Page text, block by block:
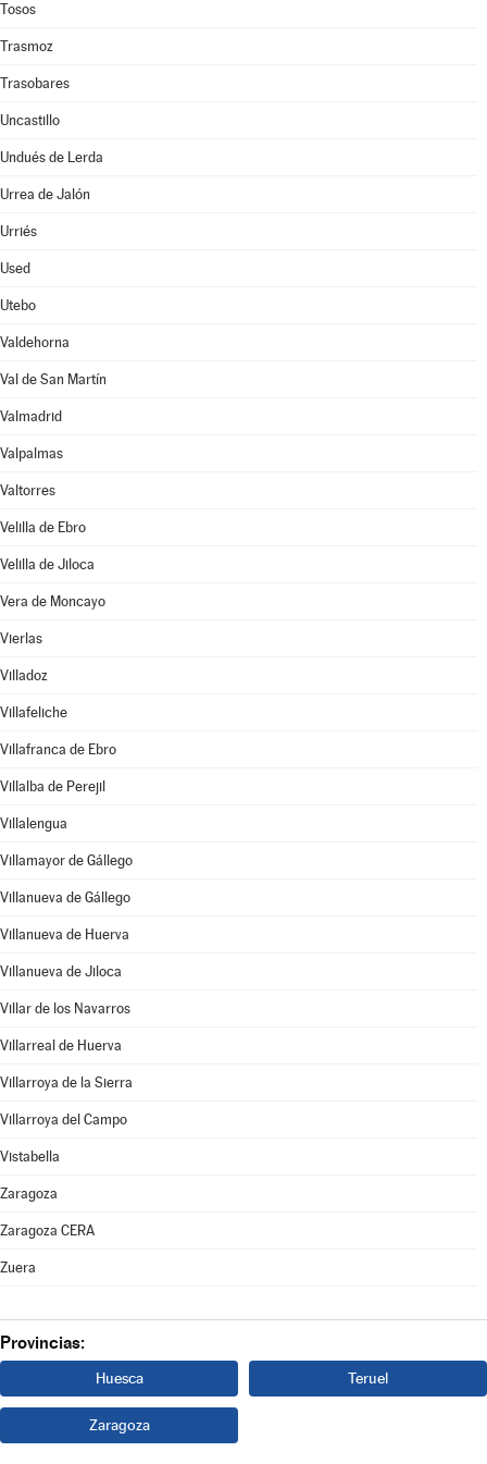
Tosos
Trasmoz
Trasobares
Uncastillo
Undués de Lerda
Urrea de Jalón
Urriés
Used
Utebo
Valdehorna
Val de San Martín
Valmadrid
Valpalmas
Valtorres
Velilla de Ebro
Velilla de Jiloca
Vera de Moncayo
Vierlas
Villadoz
Villafeliche
Villafranca de Ebro
Villalba de Perejil
Villalengua
Villamayor de Gállego
Villanueva de Gállego
Villanueva de Huerva
Villanueva de Jiloca
Villar de los Navarros
Villarreal de Huerva
Villarroya de la Sierra
Villarroya del Campo
Vistabella
Zaragoza
Zaragoza CERA
Zuera
Provincias:
Huesca Teruel
Zaragoza